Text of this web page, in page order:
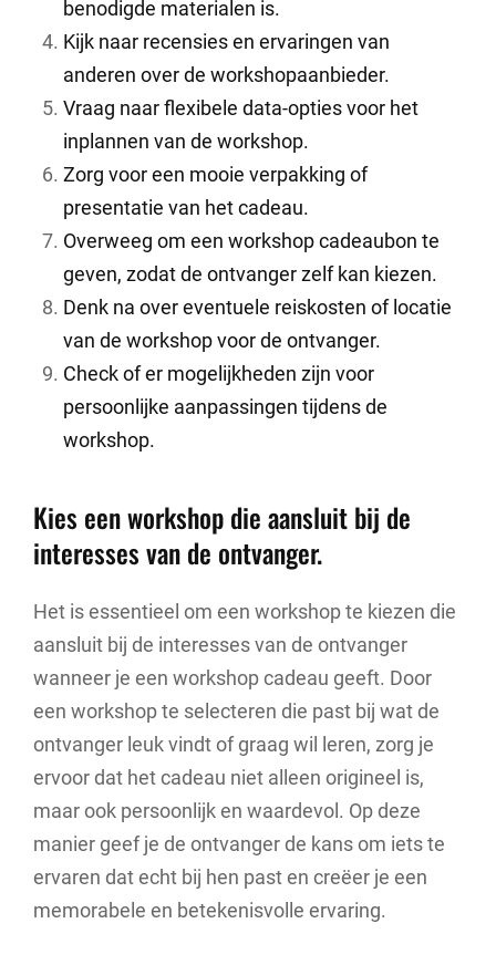
benodigde materialen is.
Kijk naar recensies en ervaringen van
anderen over de workshopaanbieder.
Vraag naar flexibele data-opties voor het
inplannen van de workshop.
Zorg voor een mooie verpakking of
presentatie van het cadeau.
Overweeg om een workshop cadeaubon te
geven, zodat de ontvanger zelf kan kiezen.
Denk na over eventuele reiskosten of locatie
van de workshop voor de ontvanger.
Check of er mogelijkheden zijn voor
persoonlijke aanpassingen tijdens de
workshop.
Kies een workshop die aansluit bij de
interesses van de ontvanger.
Het is essentieel om een workshop te kiezen die
aansluit bij de interesses van de ontvanger
wanneer je een workshop cadeau geeft. Door
een workshop te selecteren die past bij wat de
ontvanger leuk vindt of graag wil leren, zorg je
ervoor dat het cadeau niet alleen origineel is,
maar ook persoonlijk en waardevol. Op deze
manier geef je de ontvanger de kans om iets te
ervaren dat echt bij hen past en creëer je een
memorabele en betekenisvolle ervaring.